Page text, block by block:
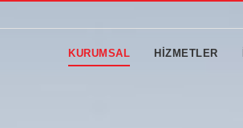
KURUMSAL HİZMETLER